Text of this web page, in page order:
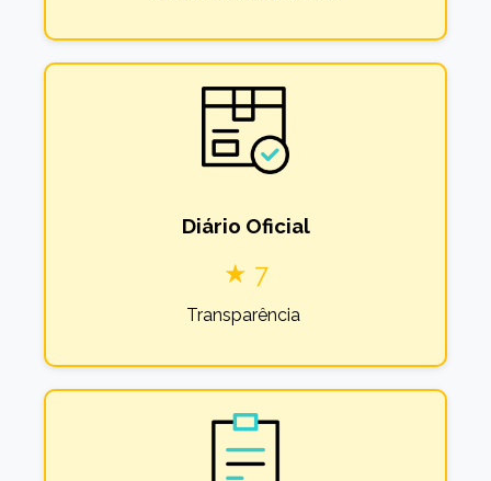
Diário Oficial
★ 7
Transparência